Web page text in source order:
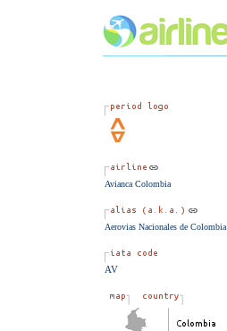
Avianca Colombia
Aerovias Nacionales de Colombia
AV